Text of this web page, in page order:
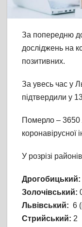
За попередню
досліджень на
позитивних.
За увесь час у
підтвердили у
Померло –
коронавірусної
У розрізі
Дрогобицький:
Золочівський:
Львівський: 6
Стрийський: 2